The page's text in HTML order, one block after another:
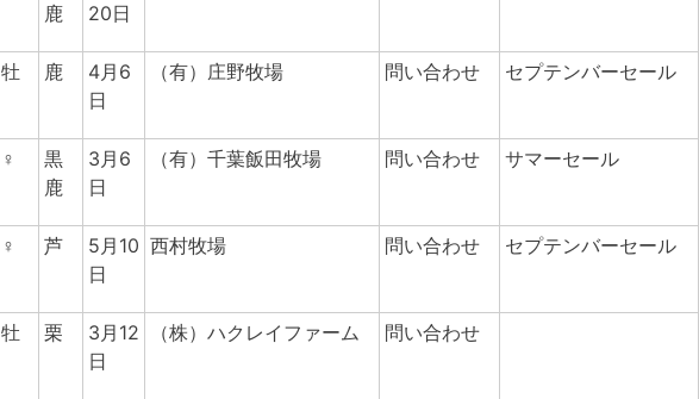
鹿
20日
牡 鹿
4月6
日
（有）庄野牧場 問い合わせ セプテンバーセール
♀
黒
鹿
3月6
日
（有）千葉飯田牧場 問い合わせ サマーセール
♀ 芦
5月10
日
西村牧場 問い合わせ セプテンバーセール
牡 栗
3月12
日
（株）ハクレイファーム 問い合わせ